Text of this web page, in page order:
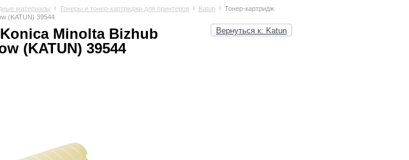
материалы Тонеры и тонер-картриджи для принтеров Katun
Тонер-картридж
(KATUN) 39544
Вернуться к: Katun
Minolta Bizhub
(KATUN) 39544